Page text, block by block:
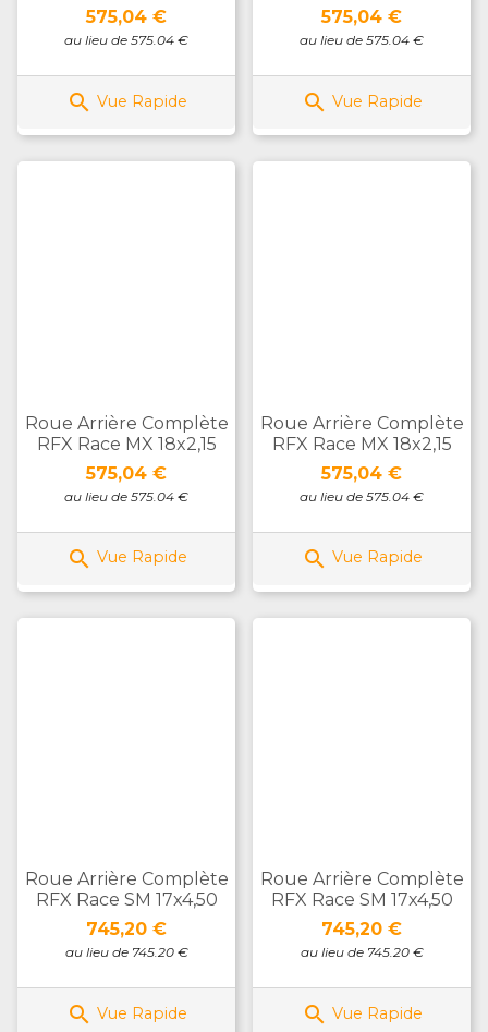
Prix
575,04 €
au lieu de 575.04 €
 Vue Rapide
Prix
575,04 €
au lieu de 575.04 €
 Vue Rapide
Roue Arrière Complète
RFX Race MX 18x2,15
Prix
575,04 €
au lieu de 575.04 €
 Vue Rapide
Roue Arrière Complète
RFX Race MX 18x2,15
Prix
575,04 €
au lieu de 575.04 €
 Vue Rapide
Roue Arrière Complète
RFX Race SM 17x4,50
Prix
745,20 €
au lieu de 745.20 €
 Vue Rapide
Roue Arrière Complète
RFX Race SM 17x4,50
Prix
745,20 €
au lieu de 745.20 €
 Vue Rapide